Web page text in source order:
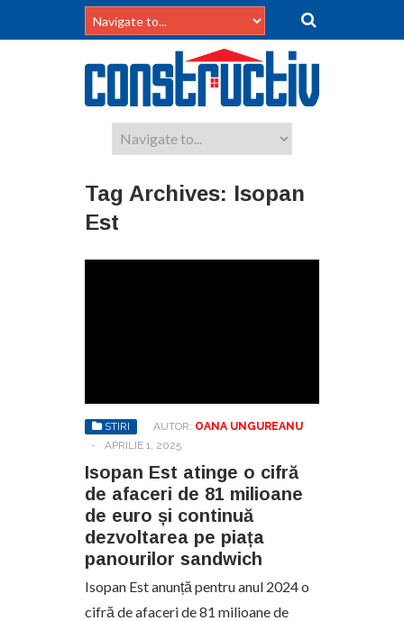
Tag Archives: Isopan
Est
STIRI AUTOR: OANA UNGUREANU
-
APRILIE 1, 2025
Isopan Est atinge o cifră
de afaceri de 81 milioane
de euro și continuă
dezvoltarea pe piața
panourilor sandwich
Isopan Est anunță pentru anul 2024 o
cifră de afaceri de 81 milioane de